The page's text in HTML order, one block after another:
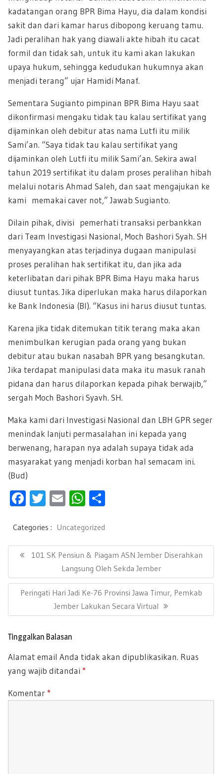
kadatangan orang BPR Bima Hayu, dia dalam kondisi
sakit dan dari kamar harus dibopong keruang tamu.
Jadi peralihan hak yang diawali akte hibah itu cacat
formil dan tidak sah, untuk itu kami akan lakukan
upaya hukum, sehingga kedudukan hukumnya akan
menjadi terang” ujar Hamidi Manaf.
Sementara Sugianto pimpinan BPR Bima Hayu saat
dikonfirmasi mengaku tidak tau kalau sertifikat yang
dijaminkan oleh debitur atas nama Lutfi itu milik
Sami’an. “Saya tidak tau kalau sertifikat yang
dijaminkan oleh Lutfi itu milik Sami’an. Sekira awal
tahun 2019 sertifikat itu dalam proses peralihan hibah
melalui notaris Ahmad Saleh, dan saat mengajukan ke
kami memakai caver not,” Jawab Sugianto.
Dilain pihak, divisi pemerhati transaksi perbankkan
dari Team Investigasi Nasional, Moch Bashori Syah. SH
menyayangkan atas terjadinya dugaan manipulasi
proses peralihan hak sertifikat itu, dan jika ada
keterlibatan dari pihak BPR Bima Hayu maka harus
diusut tuntas. Jika diperlukan maka harus dilaporkan
ke Bank Indonesia (BI). “Kasus ini harus diusut tuntas.
Karena jika tidak ditemukan titik terang maka akan
menimbulkan kerugian pada orang yang bukan
debitur atau bukan nasabah BPR yang besangkutan.
Jika terdapat manipulasi data maka itu masuk ranah
pidana dan harus dilaporkan kepada pihak berwajib,”
sergah Moch Bashori Syavh. SH.
Maka kami dari Investigasi Nasional dan LBH GPR seger
menindak lanjuti permasalahan ini kepada yang
berwenang, harapan nya adalah supaya tidak ada
masyarakat yang menjadi korban hal semacam ini.
(Bud)
F
e
b
oo
k
T
tt
er
E
ail
W
at
s
A
p
p
e
Categories : Uncategorized
g
i
o
P
E
V
U
P
O
T
101 SK Pensiun & Piagam ASN Jember Diserahkan
Langsung Oleh Sekda Jember
N
X
O
S
:
Peringati Hari Jadi Ke-76 Provinsi Jawa Timur, Pemkab
Jember Lakukan Secara Virtual
Tinggalkan Balasan
Alamat email Anda tidak akan dipublikasikan. Ruas
yang wajib ditandai *
Komentar *